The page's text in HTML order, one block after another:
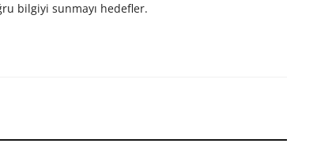
bilgiyi sunmayı hedefler.